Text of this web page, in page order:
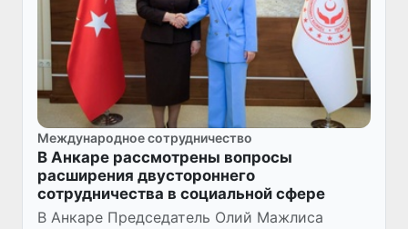
Международное сотрудничество
В Анкаре рассмотрены вопросы
расширения двустороннего
сотрудничества в социальной сфере
В Анкаре Председатель Олий Мажлиса